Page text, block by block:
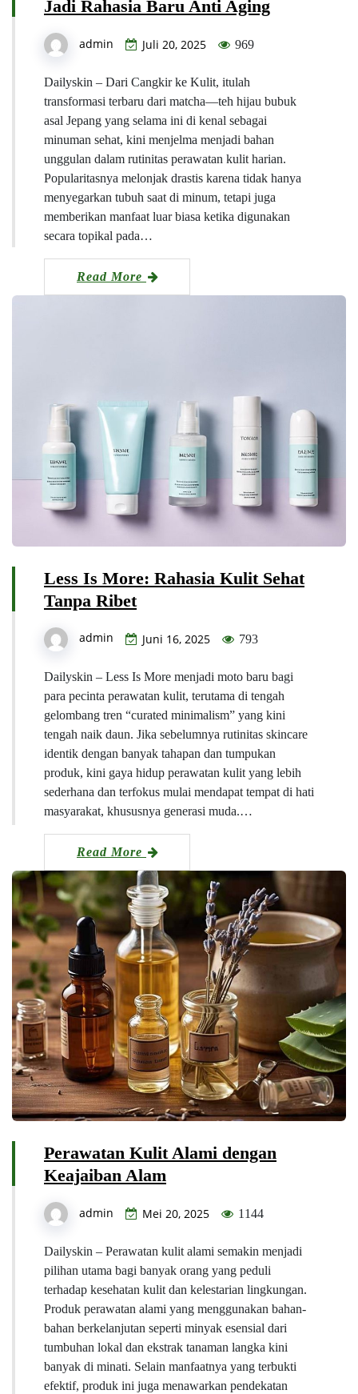
Jadi Rahasia Baru Anti Aging
admin Juli 20, 2025 969
Dailyskin – Dari Cangkir ke Kulit, itulah
transformasi terbaru dari matcha—teh hijau bubuk
asal Jepang yang selama ini di kenal sebagai
minuman sehat, kini menjelma menjadi bahan
unggulan dalam rutinitas perawatan kulit harian.
Popularitasnya melonjak drastis karena tidak hanya
menyegarkan tubuh saat di minum, tetapi juga
memberikan manfaat luar biasa ketika digunakan
secara topikal pada…
Read More
Less Is More: Rahasia Kulit Sehat
Tanpa Ribet
admin Juni 16, 2025 793
Dailyskin – Less Is More menjadi moto baru bagi
para pecinta perawatan kulit, terutama di tengah
gelombang tren “curated minimalism” yang kini
tengah naik daun. Jika sebelumnya rutinitas skincare
identik dengan banyak tahapan dan tumpukan
produk, kini gaya hidup perawatan kulit yang lebih
sederhana dan terfokus mulai mendapat tempat di hati
masyarakat, khususnya generasi muda.…
Read More
Perawatan Kulit Alami dengan
Keajaiban Alam
admin Mei 20, 2025 1144
Dailyskin – Perawatan kulit alami semakin menjadi
pilihan utama bagi banyak orang yang peduli
terhadap kesehatan kulit dan kelestarian lingkungan.
Produk perawatan alami yang menggunakan bahan-
bahan berkelanjutan seperti minyak esensial dari
tumbuhan lokal dan ekstrak tanaman langka kini
banyak di minati. Selain manfaatnya yang terbukti
efektif, produk ini juga menawarkan pendekatan